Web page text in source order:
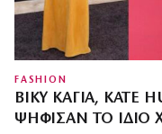
FASHION
ΒΊΚΥ ΚΑΓΙΆ, KATE
ΨΉΦΙΣΑΝ ΤΟ ΊΔΙΟ